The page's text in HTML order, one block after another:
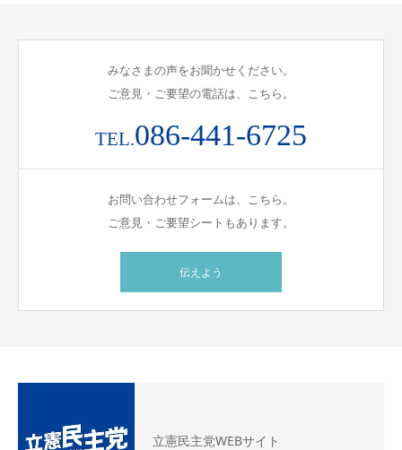
みなさまの声をお聞かせください。
ご意見・ご要望の電話は、こちら。
TEL.086-441-6725
お問い合わせフォームは、こちら。
ご意見・ご要望シートもあります。
伝えよう
立憲民主党WEBサイト